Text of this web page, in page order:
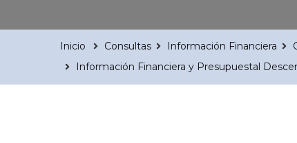
Inicio Consultas Información Financiera
Información Financiera y Presupuestal